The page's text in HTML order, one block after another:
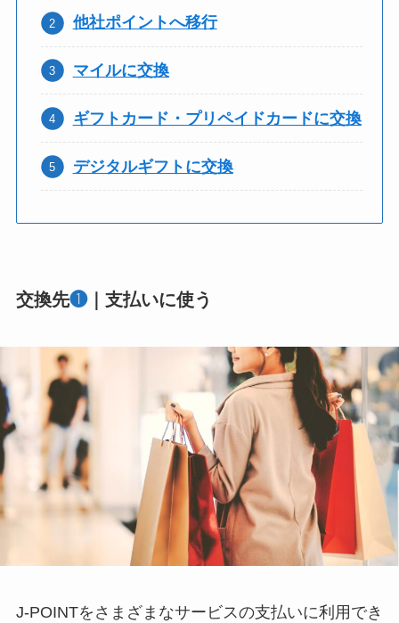
他社ポイントへ移行
マイルに交換
ギフトカード・プリペイドカードに交換
デジタルギフトに交換
交換先❶｜支払いに使う
J-POINTをさまざまなサービスの支払いに利用でき